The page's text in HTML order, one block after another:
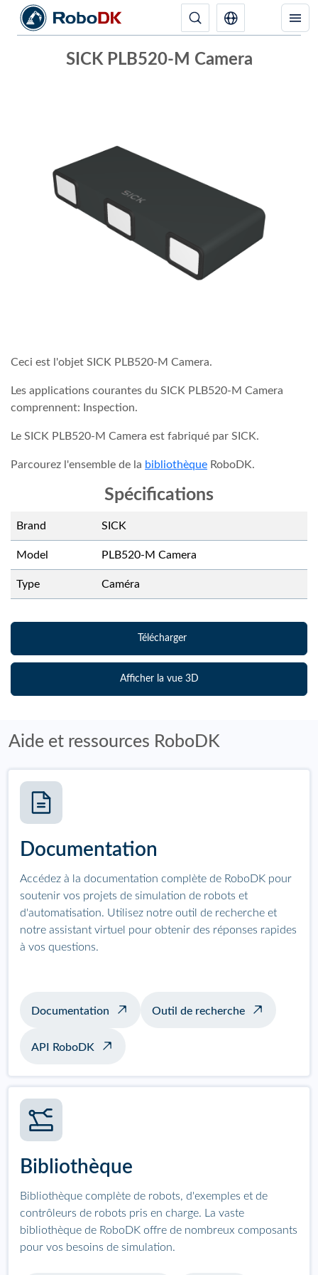
SICK PLB520-M Camera
Ceci est l'objet SICK PLB520-M Camera.
Les applications courantes du SICK PLB520-M Camera
comprennent: Inspection.
Le SICK PLB520-M Camera est fabriqué par SICK.
Parcourez l'ensemble de la bibliothèque RoboDK.
Spécifications
Brand SICK
Model PLB520-M Camera
Type Caméra
Télécharger
Afficher la vue 3D
Aide et ressources RoboDK
Documentation
Accédez à la documentation complète de RoboDK pour
soutenir vos projets de simulation de robots et
d'automatisation. Utilisez notre outil de recherche et
notre assistant virtuel pour obtenir des réponses rapides
à vos questions.
Documentation Outil de recherche
API RoboDK
Bibliothèque
Bibliothèque complète de robots, d'exemples et de
contrôleurs de robots pris en charge. La vaste
bibliothèque de RoboDK offre de nombreux composants
pour vos besoins de simulation.